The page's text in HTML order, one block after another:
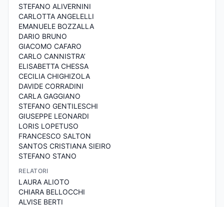
STEFANO ALIVERNINI
CARLOTTA ANGELELLI
EMANUELE BOZZALLA
DARIO BRUNO
GIACOMO CAFARO
CARLO CANNISTRA’
ELISABETTA CHESSA
CECILIA CHIGHIZOLA
DAVIDE CORRADINI
CARLA GAGGIANO
STEFANO GENTILESCHI
GIUSEPPE LEONARDI
LORIS LOPETUSO
FRANCESCO SALTON
SANTOS CRISTIANA SIEIRO
STEFANO STANO
RELATORI
LAURA ALIOTO
CHIARA BELLOCCHI
ALVISE BERTI